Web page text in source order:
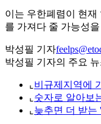
이는 우한폐렴이 현재
를 가져다 줄 가능성
박성필 기자
박성필 기자의 주요
⌞ 비규제지역에
⌞ 숫자로 알아보
⌞ 늦추면 더 받는